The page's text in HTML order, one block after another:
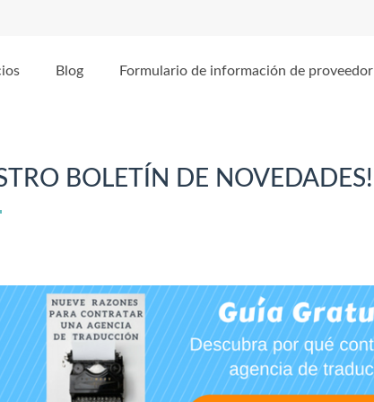
Blog Formulario de información de proveedor
BOLETÍN DE NOVEDADES!